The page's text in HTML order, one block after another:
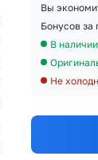
Вы
Бонусов за
В наличии
Не